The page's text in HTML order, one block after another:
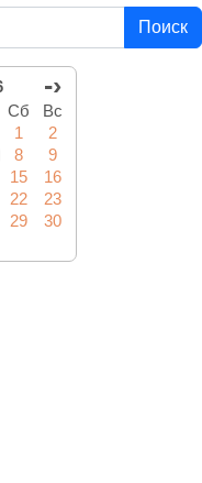
Поиск
-›
Сб
Вс
1
2
8
9
15
16
22
23
29
30